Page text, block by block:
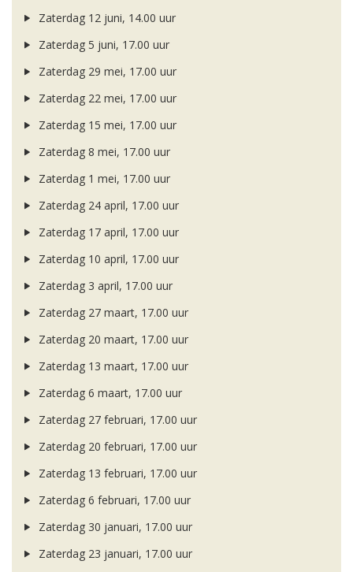
Zaterdag 12 juni, 14.00 uur
Zaterdag 5 juni, 17.00 uur
Zaterdag 29 mei, 17.00 uur
Zaterdag 22 mei, 17.00 uur
Zaterdag 15 mei, 17.00 uur
Zaterdag 8 mei, 17.00 uur
Zaterdag 1 mei, 17.00 uur
Zaterdag 24 april, 17.00 uur
Zaterdag 17 april, 17.00 uur
Zaterdag 10 april, 17.00 uur
Zaterdag 3 april, 17.00 uur
Zaterdag 27 maart, 17.00 uur
Zaterdag 20 maart, 17.00 uur
Zaterdag 13 maart, 17.00 uur
Zaterdag 6 maart, 17.00 uur
Zaterdag 27 februari, 17.00 uur
Zaterdag 20 februari, 17.00 uur
Zaterdag 13 februari, 17.00 uur
Zaterdag 6 februari, 17.00 uur
Zaterdag 30 januari, 17.00 uur
Zaterdag 23 januari, 17.00 uur